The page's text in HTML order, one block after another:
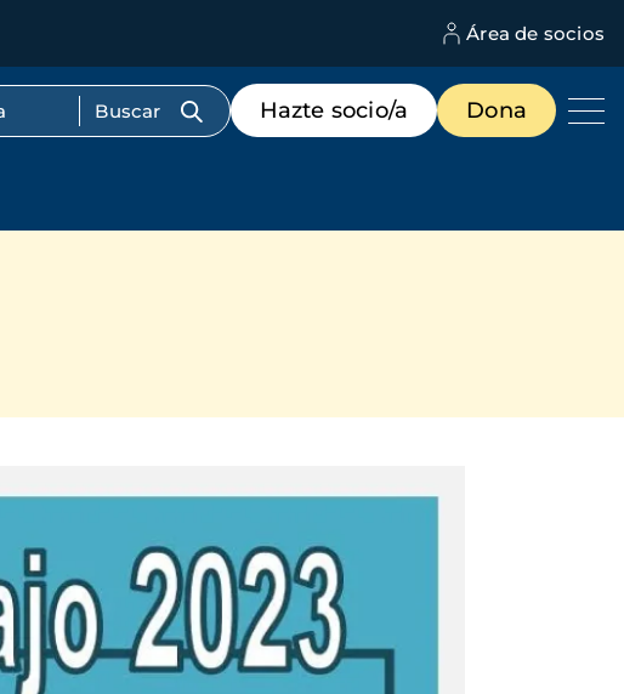
Área de socios
Menú
de
destacados
Hazte socio/a Dona